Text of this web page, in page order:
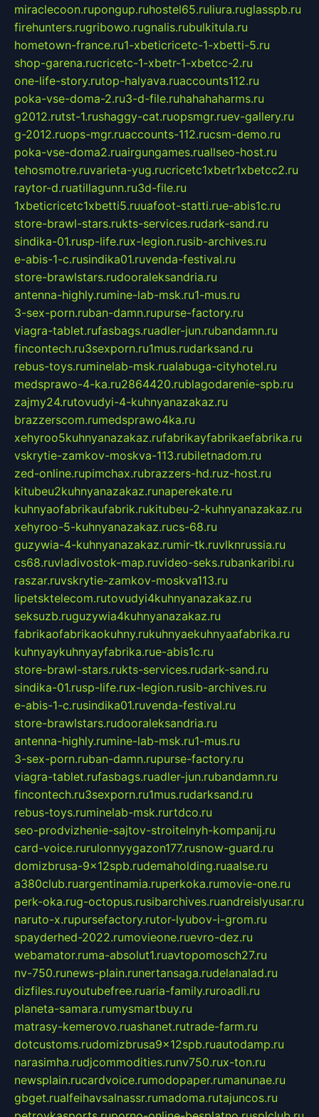
miraclecoon.rupongup.ruhostel65.ruliura.ruglasspb.ru
firehunters.rugribowo.rugnalis.rubulkitula.ru
hometown-france.ru1-xbeticricetc-1-xbetti-5.ru
shop-garena.rucricetc-1-xbetr-1-xbetcc-2.ru
one-life-story.rutop-halyava.ruaccounts112.ru
poka-vse-doma-2.ru3-d-file.ruhahahaharms.ru
g2012.rutst-1.rushaggy-cat.ruopsmgr.ruev-gallery.ru
g-2012.ruops-mgr.ruaccounts-112.rucsm-demo.ru
poka-vse-doma2.ruairgungames.ruallseo-host.ru
tehosmotre.ruvarieta-yug.rucricetc1xbetr1xbetcc2.ru
raytor-d.ruatillagunn.ru3d-file.ru
1xbeticricetc1xbetti5.ruuafoot-statti.rue-abis1c.ru
store-brawl-stars.rukts-services.rudark-sand.ru
sindika-01.rusp-life.rux-legion.rusib-archives.ru
e-abis-1-c.rusindika01.ruvenda-festival.ru
store-brawlstars.rudooraleksandria.ru
antenna-highly.rumine-lab-msk.ru1-mus.ru
3-sex-porn.ruban-damn.rupurse-factory.ru
viagra-tablet.rufasbags.ruadler-jun.rubandamn.ru
fincontech.ru3sexporn.ru1mus.rudarksand.ru
rebus-toys.ruminelab-msk.rualabuga-cityhotel.ru
medsprawo-4-ka.ru2864420.rublagodarenie-spb.ru
zajmy24.rutovudyi-4-kuhnyanazakaz.ru
brazzerscom.rumedsprawo4ka.ru
xehyroo5kuhnyanazakaz.rufabrikayfabrikaefabrika.ru
vskrytie-zamkov-moskva-113.rubiletnadom.ru
zed-online.rupimchax.rubrazzers-hd.ruz-host.ru
kitubeu2kuhnyanazakaz.runaperekate.ru
kuhnyaofabrikaufabrik.rukitubeu-2-kuhnyanazakaz.ru
xehyroo-5-kuhnyanazakaz.rucs-68.ru
guzywia-4-kuhnyanazakaz.rumir-tk.ruvlknrussia.ru
cs68.ruvladivostok-map.ruvideo-seks.rubankaribi.ru
raszar.ruvskrytie-zamkov-moskva113.ru
lipetsktelecom.rutovudyi4kuhnyanazakaz.ru
seksuzb.ruguzywia4kuhnyanazakaz.ru
fabrikaofabrikaokuhny.rukuhnyaekuhnyaafabrika.ru
kuhnyaykuhnyayfabrika.rue-abis1c.ru
store-brawl-stars.rukts-services.rudark-sand.ru
sindika-01.rusp-life.rux-legion.rusib-archives.ru
e-abis-1-c.rusindika01.ruvenda-festival.ru
store-brawlstars.rudooraleksandria.ru
antenna-highly.rumine-lab-msk.ru1-mus.ru
3-sex-porn.ruban-damn.rupurse-factory.ru
viagra-tablet.rufasbags.ruadler-jun.rubandamn.ru
fincontech.ru3sexporn.ru1mus.rudarksand.ru
rebus-toys.ruminelab-msk.rurtdco.ru
seo-prodvizhenie-sajtov-stroitelnyh-kompanij.ru
card-voice.rurulonnyygazon177.rusnow-guard.ru
domizbrusa-9x12spb.rudemaholding.ruaalse.ru
a380club.ruargentinamia.ruperkoka.rumovie-one.ru
perk-oka.rug-octopus.rusibarchives.ruandreislyusar.ru
naruto-x.rupursefactory.rutor-lyubov-i-grom.ru
spayderhed-2022.rumovieone.ruevro-dez.ru
webamator.ruma-absolut1.ruavtopomosch27.ru
nv-750.runews-plain.runertansaga.rudelanalad.ru
dizfiles.ruyoutubefree.ruaria-family.ruroadli.ru
planeta-samara.rumysmartbuy.ru
matrasy-kemerovo.ruashanet.rutrade-farm.ru
dotcustoms.rudomizbrusa9x12spb.ruautodamp.ru
narasimha.rudjcommodities.runv750.rux-ton.ru
newsplain.rucardvoice.rumodopaper.rumanunae.ru
gbget.rualfeihavsalnassr.rumadoma.rutajuncos.ru